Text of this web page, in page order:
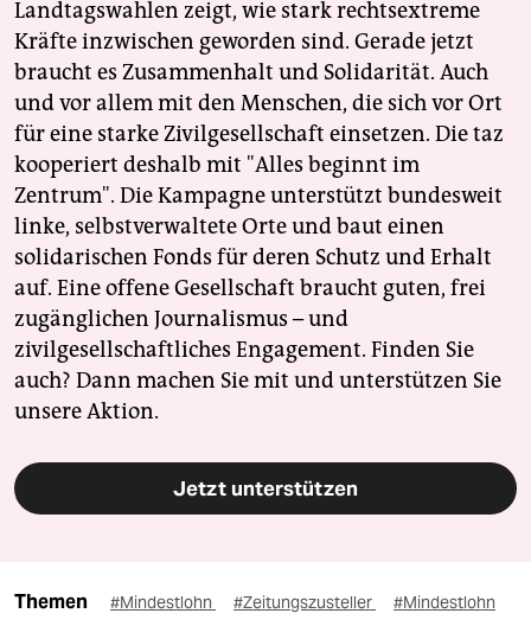
Landtagswahlen zeigt, wie stark rechtsextreme
Kräfte inzwischen geworden sind. Gerade jetzt
braucht es Zusammenhalt und Solidarität. Auch
und vor allem mit den Menschen, die sich vor Ort
für eine starke Zivilgesellschaft einsetzen. Die taz
kooperiert deshalb mit "Alles beginnt im
Zentrum". Die Kampagne unterstützt bundesweit
linke, selbstverwaltete Orte und baut einen
solidarischen Fonds für deren Schutz und Erhalt
auf. Eine offene Gesellschaft braucht guten, frei
zugänglichen Journalismus – und
zivilgesellschaftliches Engagement. Finden Sie
auch? Dann machen Sie mit und unterstützen Sie
unsere Aktion.
Jetzt unterstützen
Themen #Mindestlohn #Zeitungszusteller #Mindestlohn